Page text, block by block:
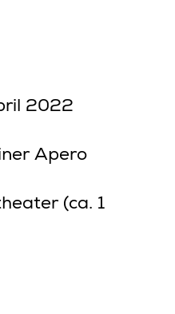
2022
Apero
(ca. 1